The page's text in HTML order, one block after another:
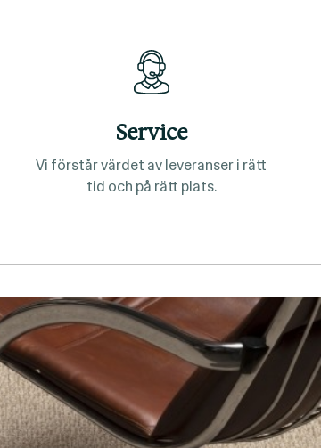
Service
Vi förstår värdet av leveranser i rätt
tid och på rätt plats.